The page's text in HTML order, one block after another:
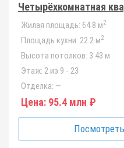
Четырёхкомнатная
Жилая площадь: 64.8 м2
Площадь кухни: 22.2 м2
Высота потолков: 3.43 м
Этаж: 2 из 9 - 23
Отделка: —
Цена: 95.4 млн ₽